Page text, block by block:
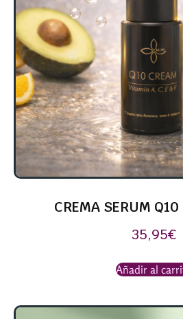
CREMA SERUM
35,95€
Añadir al